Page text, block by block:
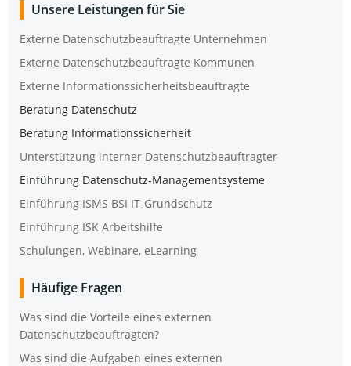
Unse­re Leis­tun­gen für Sie
Exter­ne Daten­schutz­be­auf­trag­te Unternehmen
Exter­ne Daten­schutz­be­auf­trag­te Kommunen
Exter­ne Informationssicherheitsbeauftragte
Bera­tung Datenschutz
Bera­tung Informationssicherheit
Unter­stüt­zung inter­ner Datenschutzbeauftragter
Ein­füh­rung Datenschutz-Managementsysteme
Ein­füh­rung ISMS BSI IT-Grundschutz
Ein­füh­rung ISK Arbeitshilfe
Schu­lun­gen, Web­i­na­re, eLearning
Häu­fi­ge Fragen
Was sind die Vor­tei­le eines exter­nen
Datenschutzbeauftragten?
Was sind die Auf­ga­ben eines exter­nen